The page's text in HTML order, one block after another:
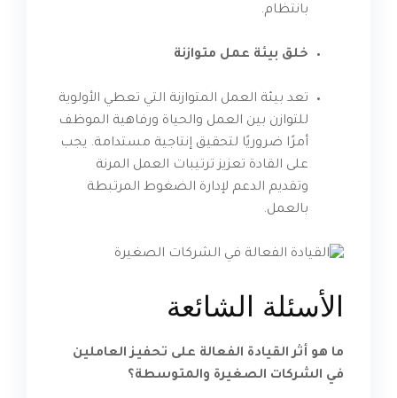
بانتظام.
خلق بيئة عمل متوازنة
تعد بيئة العمل المتوازنة التي تعطي الأولوية
للتوازن بين العمل والحياة ورفاهية الموظف
أمرًا ضروريًا لتحقيق إنتاجية مستدامة. يجب
على القادة تعزيز ترتيبات العمل المرنة
وتقديم الدعم لإدارة الضغوط المرتبطة
بالعمل.
الأسئلة الشائعة
ما هو أثر القيادة الفعالة على تحفيز العاملين
في الشركات الصغيرة والمتوسطة؟